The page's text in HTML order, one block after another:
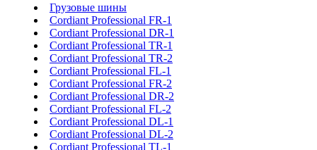
Грузовые шины
Cordiant Professional FR-1
Cordiant Professional DR-1
Cordiant Professional TR-1
Cordiant Professional TR-2
Cordiant Professional FL-1
Cordiant Professional FR-2
Cordiant Professional DR-2
Cordiant Professional FL-2
Cordiant Professional DL-1
Cordiant Professional DL-2
Cordiant Professional TL-1